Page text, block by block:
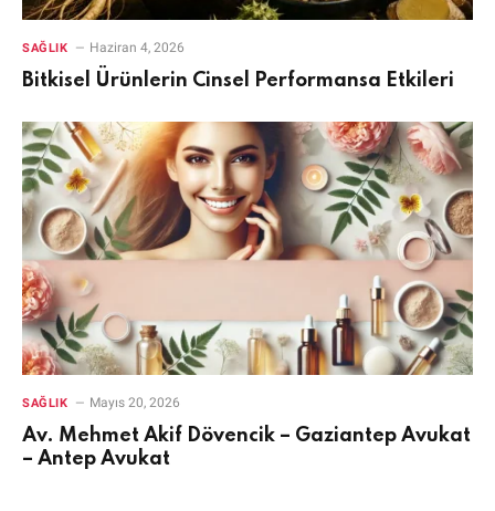
SAĞLIK Haziran 4, 2026
Bitkisel Ürünlerin Cinsel Performansa Etkileri
SAĞLIK Mayıs 20, 2026
Av. Mehmet Akif Dövencik – Gaziantep Avukat
– Antep Avukat